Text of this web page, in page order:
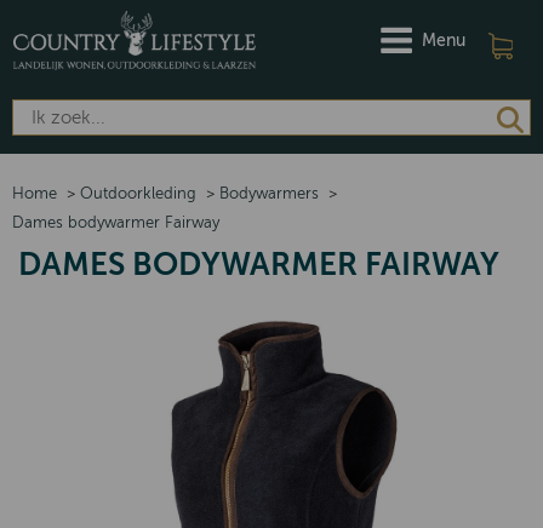
Menu
Home > Outdoorkleding > Bodywarmers
>
Dames bodywarmer Fairway
DAMES BODYWARMER FAIRWAY